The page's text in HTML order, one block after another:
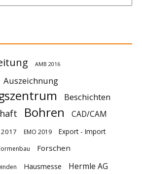
AMB 2016
Auszeichnung
Beschichten
Bohren CAD/CAM
2017 EMO 2019 Export - Import
Forschen
Hausmesse Hermle AG